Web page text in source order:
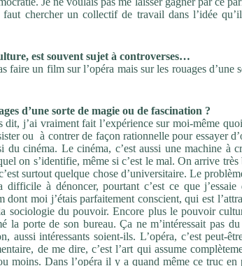
chercher un collectif de travail dans l’idée
est souvent sujet à controverses…
un film sur l’opéra mais sur les rouages d’une
d’une sorte de magie ou de fascination ?
j’ai vraiment fait l’expérience sur moi-même
ou à contrer de façon rationnelle pour essayer
cinéma. Le cinéma, c’est aussi une machine à
on s’identifie, même si c’est le mal. On arrive
surtout quelque chose d’universitaire. Le
à dénoncer, pourtant c’est ce que
moi j’étais parfaitement conscient, qui est
sociologie du pouvoir. Encore plus le pouvoir
la porte de son bureau. Ça ne m’intéressait pas
aussi intéressants soient-ils. L’opéra, c’est peut-
de me dire, c’est l’art qui assume
moins. Dans l’opéra il y a quand même ce truc en